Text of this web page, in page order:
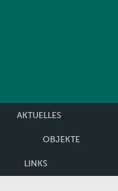
AKTUELLES
OBJEKTE
LINKS